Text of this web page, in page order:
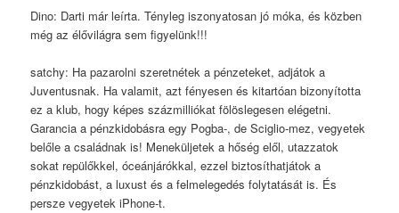
Dino: Darti már leírta. Tényleg iszonyatosan jó móka, és közben
még az élővilágra sem figyelünk!!!
satchy: Ha pazarolni szeretnétek a pénzeteket, adjátok a
Juventusnak. Ha valamit, azt fényesen és kitartóan bizonyította
ez a klub, hogy képes százmilliókat fölöslegesen elégetni.
Garancia a pénzkidobásra egy Pogba-, de Sciglio-mez, vegyetek
belőle a családnak is! Meneküljetek a hőség elől, utazzatok
sokat repülőkkel, óceánjárókkal, ezzel biztosíthatjátok a
pénzkidobást, a luxust és a felmelegedés folytatását is. És
persze vegyetek iPhone-t.